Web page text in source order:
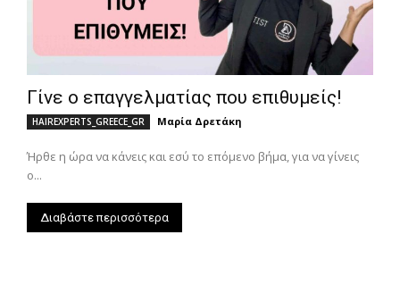
Γίνε ο επαγγελματίας που επιθυμείς!
HAIREXPERTS_GREECE_GR Μαρία Δρετάκη
Ήρθε η ώρα να κάνεις και εσύ το επόμενο βήμα, για να γίνεις
ο...
Διαβάστε περισσότερα